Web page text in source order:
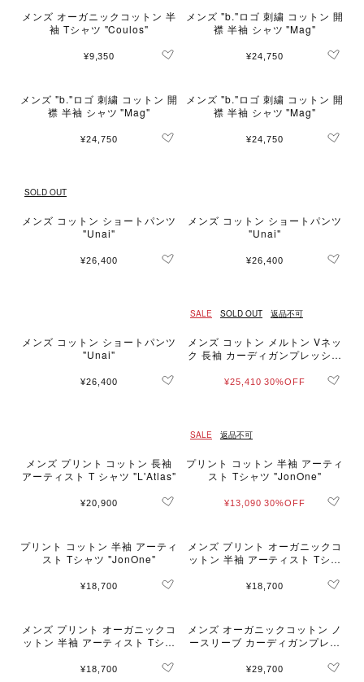
メンズ オーガニックコットン 半
袖 Tシャツ "Coulos"
¥9,350
メンズ "b."ロゴ 刺繍 コットン 開
襟 半袖 シャツ "Mag"
¥24,750
メンズ "b."ロゴ 刺繍 コットン 開
襟 半袖 シャツ "Mag"
¥24,750
メンズ "b."ロゴ 刺繍 コットン 開
襟 半袖 シャツ "Mag"
¥24,750
SOLD OUT
メンズ コットン ショートパンツ
"Unai"
¥26,400
メンズ コットン ショートパンツ
"Unai"
¥26,400
メンズ コットン ショートパンツ
"Unai"
¥26,400
SALE SOLD OUT 返品不可
メンズ コットン メルトン Vネッ
ク 長袖 カーディガンプレッショ
¥25,410 30%OFF
メンズ プリント コットン 長袖
アーティスト T シャツ "L'Atlas"
¥20,900
SALE 返品不可
プリント コットン 半袖 アーティ
スト Tシャツ "JonOne"
¥13,090 30%OFF
プリント コットン 半袖 アーティ
スト Tシャツ "JonOne"
¥18,700
メンズ プリント オーガニックコ
ットン 半袖 アーティスト Tシャ
¥18,700
メンズ プリント オーガニックコ
ットン 半袖 アーティスト Tシャ
¥18,700
メンズ オーガニックコットン ノ
ースリーブ カーディガンプレッ
¥29,700